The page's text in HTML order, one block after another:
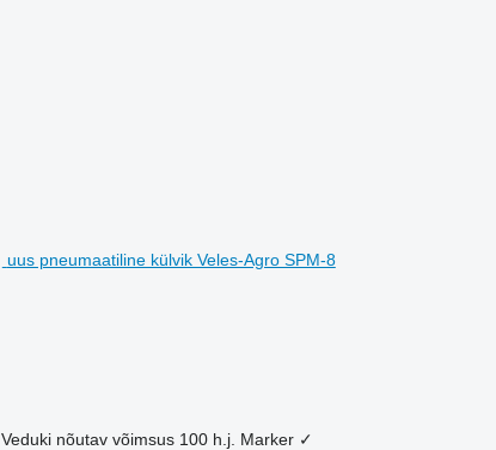
uus pneumaatiline külvik Veles-Agro SPM-8
Veduki nõutav võimsus 100 h.j. Marker ✓